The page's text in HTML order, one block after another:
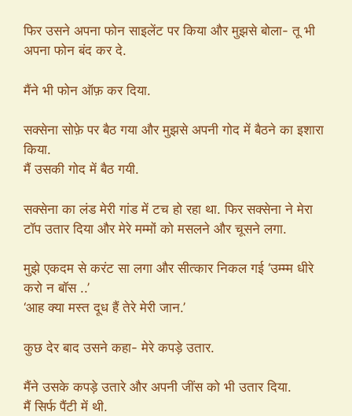
फिर उसने अपना फोन साइलेंट पर किया और मुझसे बोला- तू भी
अपना फोन बंद कर दे.
मैंने भी फोन ऑफ़ कर दिया.
सक्सेना सोफ़े पर बैठ गया और मुझसे अपनी गोद में बैठने का इशारा
किया.
मैं उसकी गोद में बैठ गयी.
सक्सेना का लंड मेरी गांड में टच हो रहा था. फिर सक्सेना ने मेरा
टॉप उतार दिया और मेरे मम्मों को मसलने और चूसने लगा.
मुझे एकदम से करंट सा लगा और सीत्कार निकल गई ‘उम्म्म धीरे
करो न बॉस ..’
‘आह क्या मस्त दूध हैं तेरे मेरी जान.’
कुछ देर बाद उसने कहा- मेरे कपड़े उतार.
मैंने उसके कपड़े उतारे और अपनी जींस को भी उतार दिया.
मैं सिर्फ पैंटी में थी.